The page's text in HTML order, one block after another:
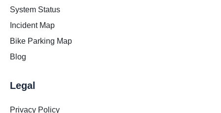
System Status
Incident Map
Bike Parking Map
Blog
Legal
Privacy Policy